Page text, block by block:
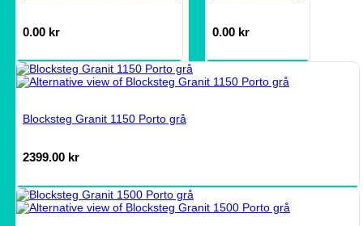
0.00 kr 0.00 kr
Blocksteg Granit 1150 Porto grå
2399.00 kr